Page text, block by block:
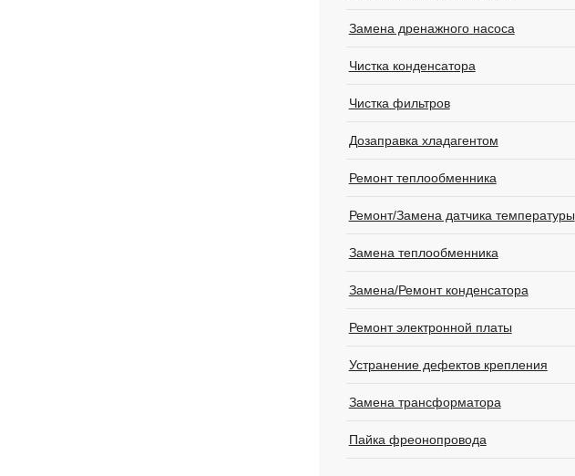
Замена дренажного насоса
Чистка конденсатора
Чистка фильтров
Дозаправка хладагентом
Ремонт теплообменника
Ремонт/Замена датчика температуры
Замена теплообменника
Замена/Ремонт конденсатора
Ремонт электронной платы
Устранение дефектов крепления
Замена трансформатора
Пайка фреонопровода